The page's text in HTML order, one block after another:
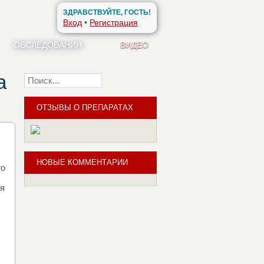
ЗДРАВСТВУЙТЕ, ГОСТЬ!
Вход • Регистрация
ОБСЛЕДОВАНИЯ ВИДЕО
ОТЗЫВЫ О ПРЕПАРАТАХ
НОВЫЕ КОММЕНТАРИИ